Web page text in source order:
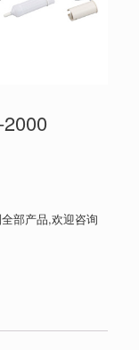
部产品,欢迎咨询